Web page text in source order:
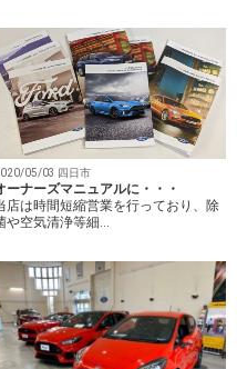
05/03 四日市
ーナーズマニュアルに・・・
店は時間短縮営業を行っており、除
や空気清浄等細…